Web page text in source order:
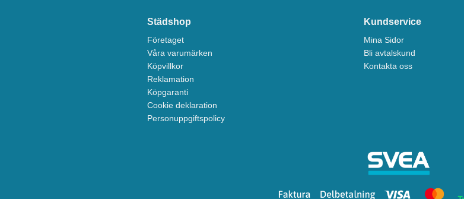
Städshop
Företaget
Våra varumärken
Köpvillkor
Reklamation
Köpgaranti
Cookie deklaration
Personuppgiftspolicy
Kundservice
Mina Sidor
Bli avtalskund
Kontakta oss